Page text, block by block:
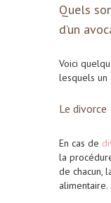
Quels
d’un
Voici
lesquels
Le divorce
En cas de
la
de chacun,
alimentaire.